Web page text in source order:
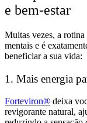
e bem-estar
Muitas vezes, a rotina
mentais e é
beneficiar a sua vida:
1. Mais energia
Forteviron® deixa
revigorante natural,